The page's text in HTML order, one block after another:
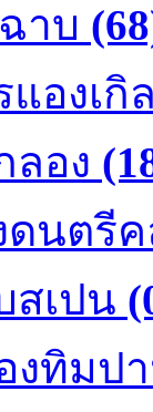
าบ
แองเกิ
ลอง
ดนตรี
สเปน
งทิมป